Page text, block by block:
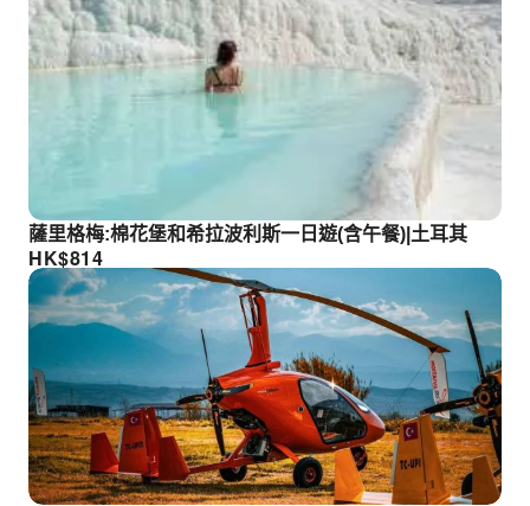
薩里格梅:棉花堡和希拉波利斯一日遊(含午餐)|土耳其
HK$814